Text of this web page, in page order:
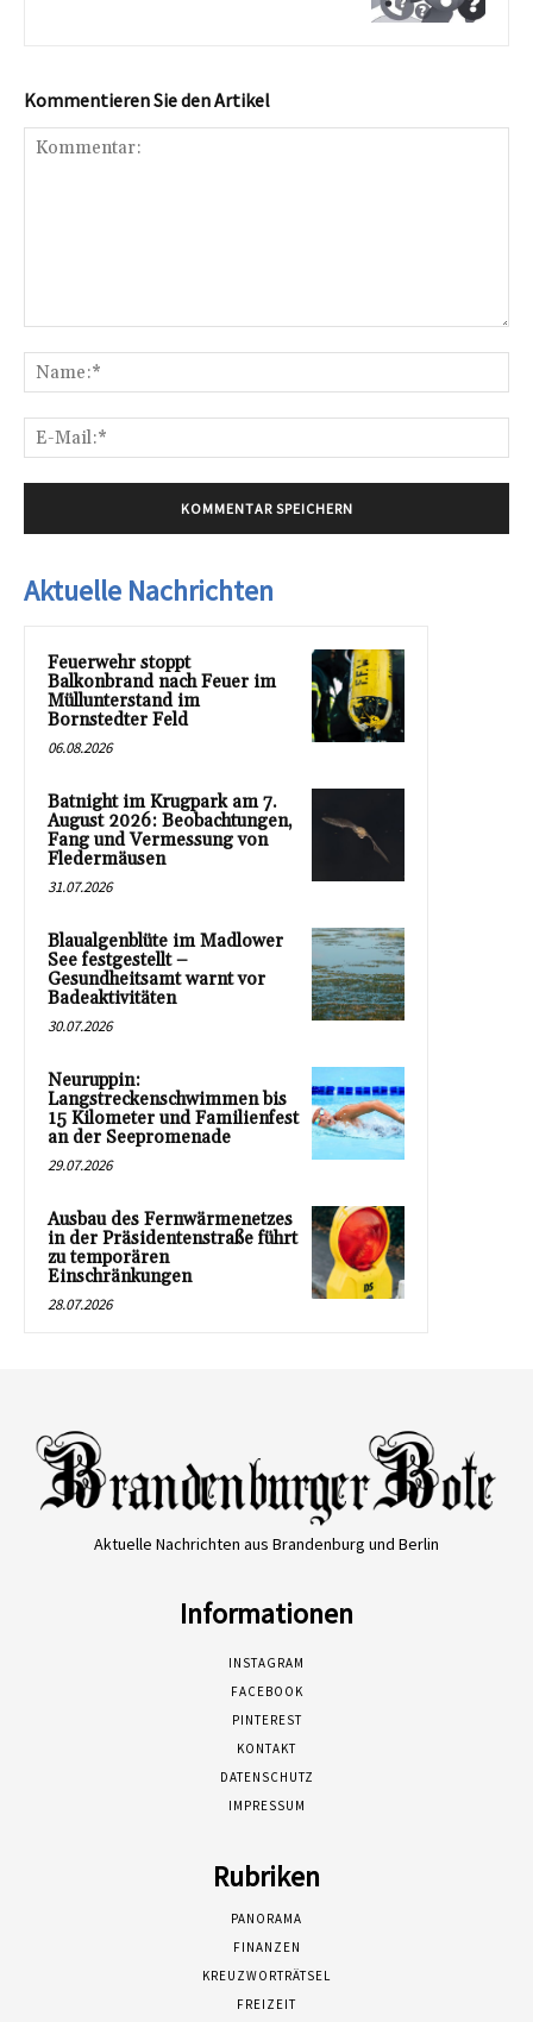
Kommentieren Sie den Artikel
Aktuelle Nachrichten
Feuerwehr stoppt
Balkonbrand nach Feuer im
Müllunterstand im
Bornstedter Feld
06.08.2026
Batnight im Krugpark am 7.
August 2026: Beobachtungen,
Fang und Vermessung von
Fledermäusen
31.07.2026
Blaualgenblüte im Madlower
See festgestellt –
Gesundheitsamt warnt vor
Badeaktivitäten
30.07.2026
Neuruppin:
Langstreckenschwimmen bis
15 Kilometer und Familienfest
an der Seepromenade
29.07.2026
Ausbau des Fernwärmenetzes
in der Präsidentenstraße führt
zu temporären
Einschränkungen
28.07.2026
Aktuelle Nachrichten aus Brandenburg und Berlin
Informationen
INSTAGRAM
FACEBOOK
PINTEREST
KONTAKT
DATENSCHUTZ
IMPRESSUM
Rubriken
PANORAMA
FINANZEN
KREUZWORTRÄTSEL
FREIZEIT